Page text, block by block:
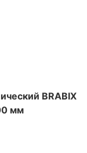
BRABIX
мм